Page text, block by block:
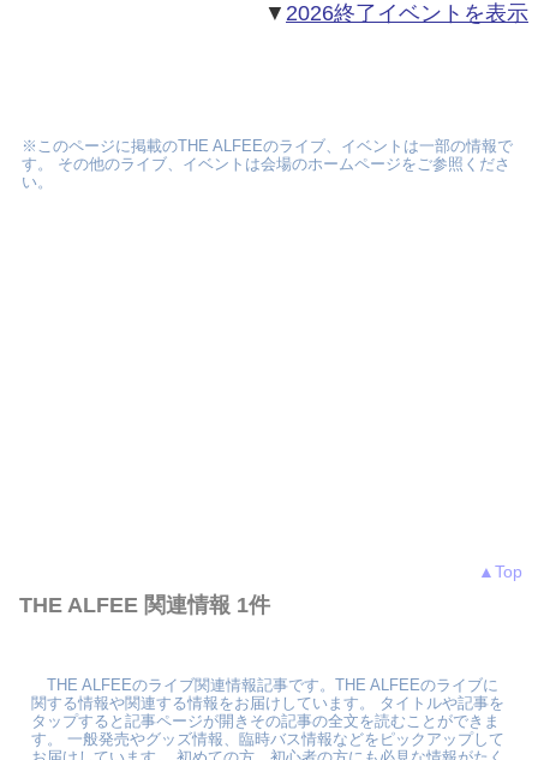
▼ 2026終了イベントを表示
※このページに掲載のTHE ALFEEのライブ、イベントは一部の情報で
す。 その他のライブ、イベントは会場のホームページをご参照くださ
い。
▲Top
THE ALFEE 関連情報 1件
THE ALFEEのライブ関連情報記事です。THE ALFEEのライブに
関する情報や関連する情報をお届けしています。 タイトルや記事を
タップすると記事ページが開きその記事の全文を読むことができま
す。 一般発売やグッズ情報、臨時バス情報などをピックアップして